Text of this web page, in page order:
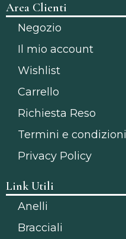
Area Clienti
Negozio
Il mio account
Wishlist
Carrello
Richiesta Reso
Termini e condizioni
Privacy Policy
Link Utili
Anelli
Bracciali